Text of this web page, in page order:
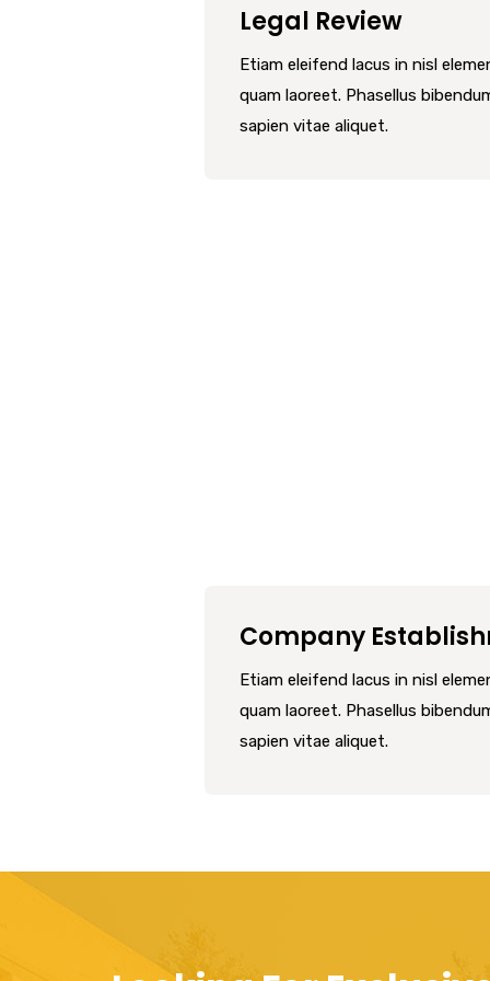
Legal Review
Etiam eleifend lacus in nisl
quam laoreet. Phasellus
sapien vitae aliquet.
Company
Etiam eleifend lacus in nisl
quam laoreet. Phasellus
sapien vitae aliquet.